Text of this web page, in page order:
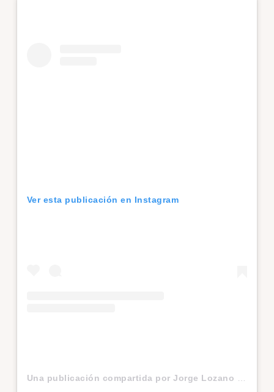
Ver esta publicación en Instagram
Una publicación compartida por Jorge Lozano H. (@jorgelozanoh)